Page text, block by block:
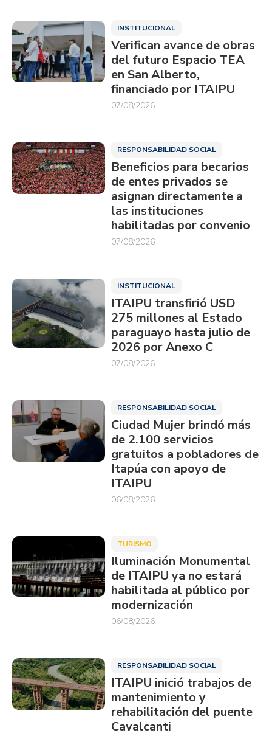
INSTITUCIONAL
Verifican avance de obras
del futuro Espacio TEA
en San Alberto,
financiado por ITAIPU
07/08/2026
RESPONSABILIDAD SOCIAL
Beneficios para becarios
de entes privados se
asignan directamente a
las instituciones
habilitadas por convenio
07/08/2026
INSTITUCIONAL
ITAIPU transfirió USD
275 millones al Estado
paraguayo hasta julio de
2026 por Anexo C
07/08/2026
RESPONSABILIDAD SOCIAL
Ciudad Mujer brindó más
de 2.100 servicios
gratuitos a pobladores de
Itapúa con apoyo de
ITAIPU
06/08/2026
TURISMO
Iluminación Monumental
de ITAIPU ya no estará
habilitada al público por
modernización
06/08/2026
RESPONSABILIDAD SOCIAL
ITAIPU inició trabajos de
mantenimiento y
rehabilitación del puente
Cavalcanti